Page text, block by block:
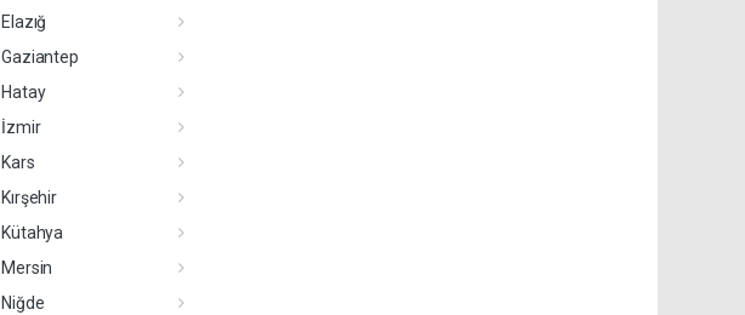
Elazığ
Gaziantep
Hatay
İzmir
Kars
Kırşehir
Kütahya
Mersin
Niğde